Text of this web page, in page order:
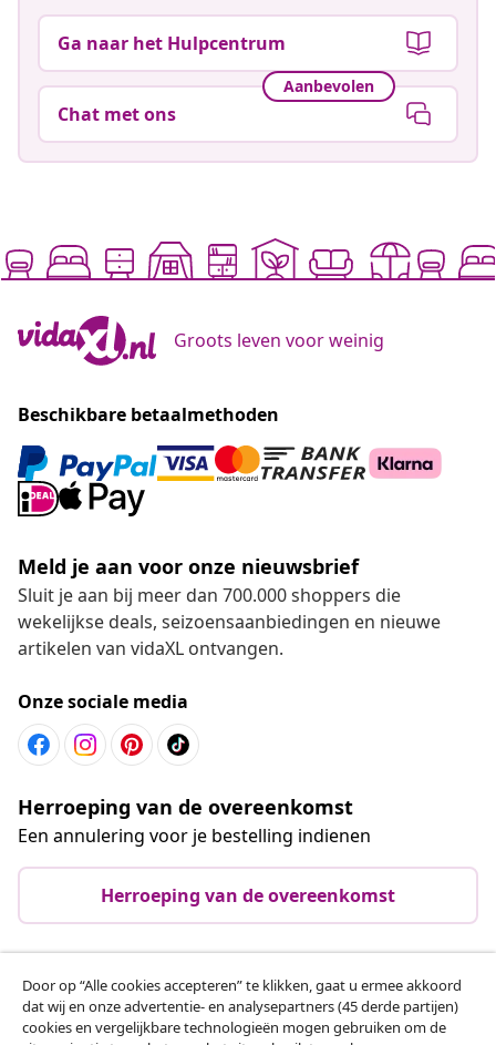
Ga naar het Hulpcentrum
Aanbevolen
Chat met ons
Groots leven voor weinig
Beschikbare betaalmethoden
Meld je aan voor onze nieuwsbrief
Sluit je aan bij meer dan 700.000 shoppers die
wekelijkse deals, seizoensaanbiedingen en nieuwe
artikelen van vidaXL ontvangen.
Onze sociale media
Herroeping van de overeenkomst
Een annulering voor je bestelling indienen
Herroeping van de overeenkomst
Klantenservice
Door op “Alle cookies accepteren” te klikken, gaat u ermee akkoord
dat wij en onze advertentie- en analysepartners (45 derde partijen)
cookies en vergelijkbare technologieën mogen gebruiken om de